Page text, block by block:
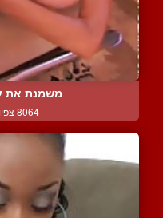
משמנת את
8064 צפיות